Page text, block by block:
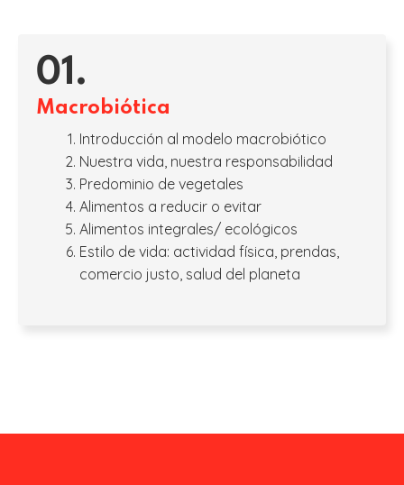
01.
Macrobiótica
Introducción al modelo macrobiótico
Nuestra vida, nuestra responsabilidad
Predominio de vegetales
Alimentos a reducir o evitar
Alimentos integrales/ ecológicos
Estilo de vida: actividad física, prendas,
comercio justo, salud del planeta